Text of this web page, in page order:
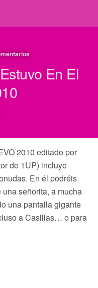
En El
2010 editado por
de 1UP) incluye
En él podréis
señorita, a mucha
una pantalla gigante
a Casillas… o para